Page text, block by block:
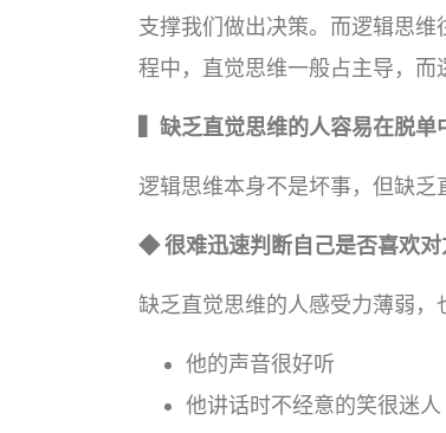
支撑我们做出决策。而逻辑思
程中，直觉思维一般占主导，而
▍缺乏直觉思维的人容易在脱单
逻辑思维本身不是坏事，但缺乏
◆ 很难迅速判断自己是否喜欢对
缺乏直觉思维的人感受力薄弱，
他的声音很好听
他讲话时不经意的笑很迷人